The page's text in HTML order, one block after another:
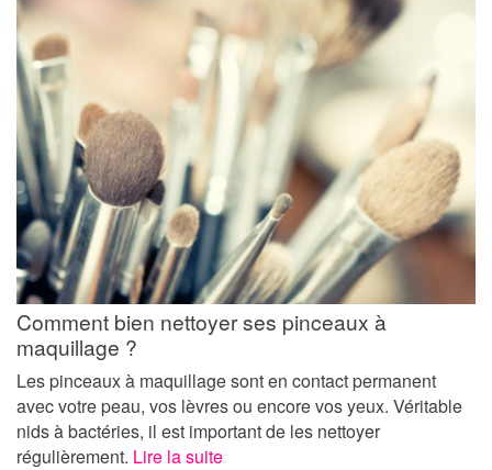
Comment bien nettoyer ses pinceaux à
maquillage ?
Les pinceaux à maquillage sont en contact permanent
avec votre peau, vos lèvres ou encore vos yeux. Véritable
nids à bactéries, il est important de les nettoyer
régulièrement. Lire la suite